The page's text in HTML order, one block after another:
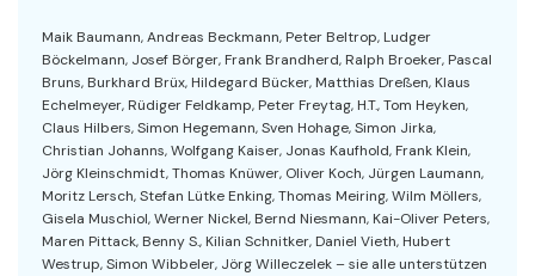
Maik Baumann, Andreas Beckmann, Peter Beltrop, Ludger
Böckelmann, Josef Börger, Frank Brandherd, Ralph Broeker, Pascal
Bruns, Burkhard Brüx, Hildegard Bücker, Matthias Dreßen, Klaus
Echelmeyer, Rüdiger Feldkamp, Peter Freytag, H.T., Tom Heyken,
Claus Hilbers, Simon Hegemann, Sven Hohage, Simon Jirka,
Christian Johanns, Wolfgang Kaiser, Jonas Kaufhold, Frank Klein,
Jörg Kleinschmidt, Thomas Knüwer, Oliver Koch, Jürgen Laumann,
Moritz Lersch, Stefan Lütke Enking, Thomas Meiring, Wilm Möllers,
Gisela Muschiol, Werner Nickel, Bernd Niesmann, Kai-Oliver Peters,
Maren Pittack, Benny S., Kilian Schnitker, Daniel Vieth, Hubert
Westrup, Simon Wibbeler, Jörg Willeczelek – sie alle unterstützen